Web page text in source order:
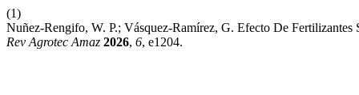
(1)
Nuñez-Rengifo, W. P.; Vásquez-Ramírez, G. Efecto De
Rev Agrotec Amaz 2026, 6, e1204.